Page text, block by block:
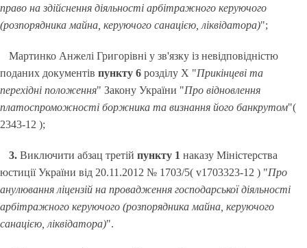
право на здійснення діяльності арбітражного керуючого
(розпорядника майна, керуючого санацією, ліквідатора)";
Мартинко Анжелі Григорівні у зв'язку із невідповідністю
поданих документів пункту 6 розділу X "Прикінцеві та
перехідні положення" Закону України "Про відновлення
платоспроможності боржника та визнання його банкрутом"(
2343-12 );
3. Виключити абзац третійпункту 1 наказу Міністерства
юстиції України від 20.11.2012 № 1703/5( v1703323-12 ) "Про
анулювання ліцензій на провадження господарської діяльності
арбітражного керуючого (розпорядника майна, керуючого
санацією, ліквідатора)".